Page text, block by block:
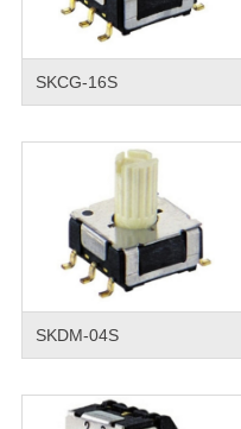
SKCG-16S
SKDM-04S